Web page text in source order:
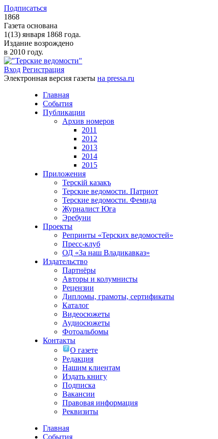
Подписаться
1868
Газета основана
1(13) января 1868 года.
Издание возрождено
в 2010 году.
Вход Регистрация
Электронная версия газеты на pressa.ru
Главная
События
Публикации
Архив номеров
2011
2012
2013
2014
2015
Приложения
Терскiй казакъ
Терские ведомости. Патриот
Терские ведомости. Фемида
Журналист Юга
Эребуни
Проекты
Репринты «Терских ведомостей»
Пресс-клуб
ОД «За наш Владикавказ»
Издательство
Партнёры
Авторы и колумнисты
Рецензии
Дипломы, грамоты, сертификаты
Каталог
Видеосюжеты
Аудиосюжеты
Фотоальбомы
Контакты
О газете
Редакция
Нашим клиентам
Издать книгу
Подписка
Вакансии
Правовая информация
Реквизиты
Главная
События